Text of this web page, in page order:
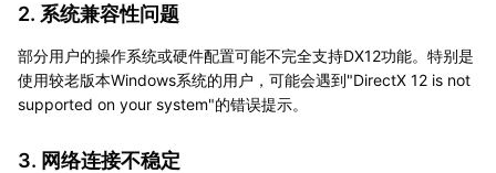
2. 系统兼容性问题
部分用户的操作系统或硬件配置可能不完全支持DX12功能。特别是
使用较老版本Windows系统的用户，可能会遇到"DirectX 12 is not
supported on your system"的错误提示。
3. 网络连接不稳定